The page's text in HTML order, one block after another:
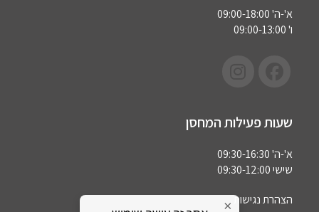
א'-ה' 09:00-18:00
ו' 09:00-13:00
שעות פעילות המחסן
א'-ה' 09:30-16:30
שישי 09:30-12:00
הצהרת נגישות×